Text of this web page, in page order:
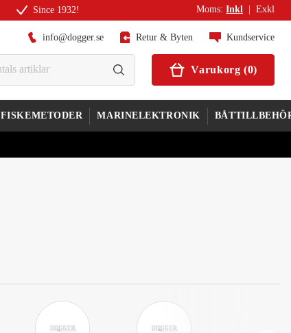
Since 1932! Moms: Inkl Exkl
info@dogger.se Retur & Byten Kundservice
Varukorg (0)
FISKEMETODER MARINELEKTRONIK